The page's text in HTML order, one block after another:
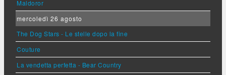
Maldoror
mercoledì 26 agosto
The Dog Stars - Le stelle dopo la fine
Couture
La vendetta perfetta - Bear Country